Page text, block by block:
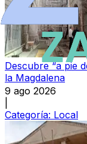
Descubre “a pie
la Magdalena
9 ago 2026
Categoría: Local